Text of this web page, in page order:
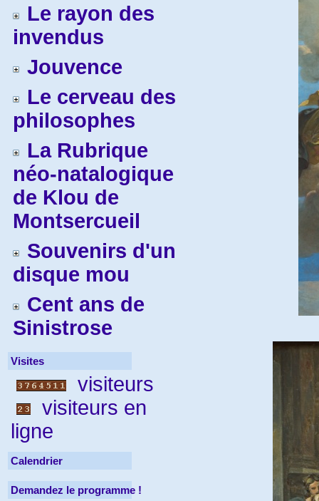
Le rayon des
invendus
Jouvence
Le cerveau des
philosophes
La Rubrique
néo-natalogique
de Klou de
Montsercueil
Souvenirs d'un
disque mou
Cent ans de
Sinistrose
Visites
visiteurs
visiteurs en
ligne
Calendrier
Demandez le programme !